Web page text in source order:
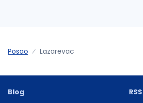
Posao Lazarevac
Blog
RSS